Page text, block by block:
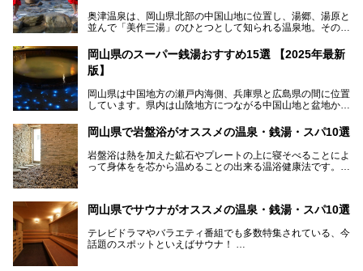
奥津温泉は、岡山県北部の中国山地に位置し、湯郷、湯原と
並んで「美作三湯」のひとつとして知られる温泉地。その泉
す。
この記事では、奥津温泉で宿泊におすすめの宿、観光スポッ
を存分に味わい、癒しの旅を楽しんでくださいね。
岡山県のスーパー銭湯おすすめ15選 【2025年最新
版】
岡山県は中国地方の瀬戸内海側、兵庫県と広島県の間に位置
しています。県内は山陰地方につながる中国山地と盆地から
海に多数の島々が浮かぶ瀬戸内海に面した南部に分けられま
す。年間を通じて降水量が少ない「晴れの国」で、モモやブ
ドウなど果物の栽培が盛んなうえ、その品質の高さは全国的
にも有名です。
ます。ここでは、岡山県で評判のスーパー銭湯をご紹介しま
しょう。
岡山県で岩盤浴がオススメの温泉・銭湯・スパ10選
岩盤浴は熱を加えた鉱石やプレートの上に寝そべることによ
って身体をを芯から温めることの出来る温浴健康法です。じ
ススメ温泉・銭湯・スパ10ヶ所を紹介させていただきま
岡山県でサウナがオススメの温泉・銭湯・スパ10選
テレビドラマやバラエティ番組でも多数特集されている、今
話題のスポットといえばサウナ！